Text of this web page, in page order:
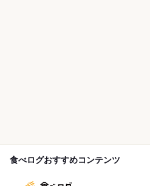
食べログおすすめコンテンツ